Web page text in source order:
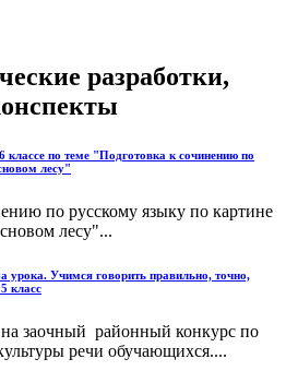
разработки,
классе по теме "Подготовка к сочинению по
лесу"
по русскому языку по картине
лесу"...
урока. Учимся говорить правильно, точно,
класс
на заочный районный конкурс по
речи обучающихся....